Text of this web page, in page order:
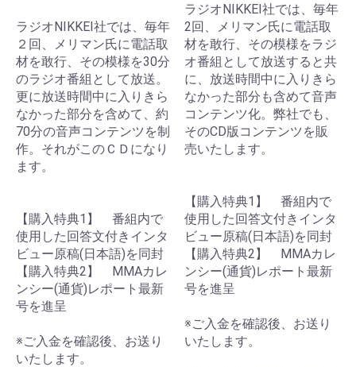
ラジオNIKKEI社では、毎年
２回、メリマン氏に電話取
材を敢行、その模様を30分
のラジオ番組として放送。
更に放送時間中に入りきら
なかった部分を含めて、約
70分の音声コンテンツを制
作。それがこのＣＤになり
ます。
【購入特典1】 番組内で
使用した回答文付きインタ
ビュー原稿(日本語)を同封
【購入特典2】 MMAカレ
ンシー(通貨)レポート最新
号を進呈
※ご入金を確認後、お送り
いたします。
ラジオNIKKEI社では、毎年
2回、メリマン氏に電話取
材を敢行、その模様をラジ
オ番組として放送すると共
に、放送時間中に入りきら
なかった部分も含めて音声
コンテンツ化。弊社でも、
そのCD版コンテンツを販
売いたします。
【購入特典1】 番組内で
使用した回答文付きインタ
ビュー原稿(日本語)を同封
【購入特典2】 MMAカレ
ンシー(通貨)レポート最新
号を進呈
※ご入金を確認後、お送り
いたします。